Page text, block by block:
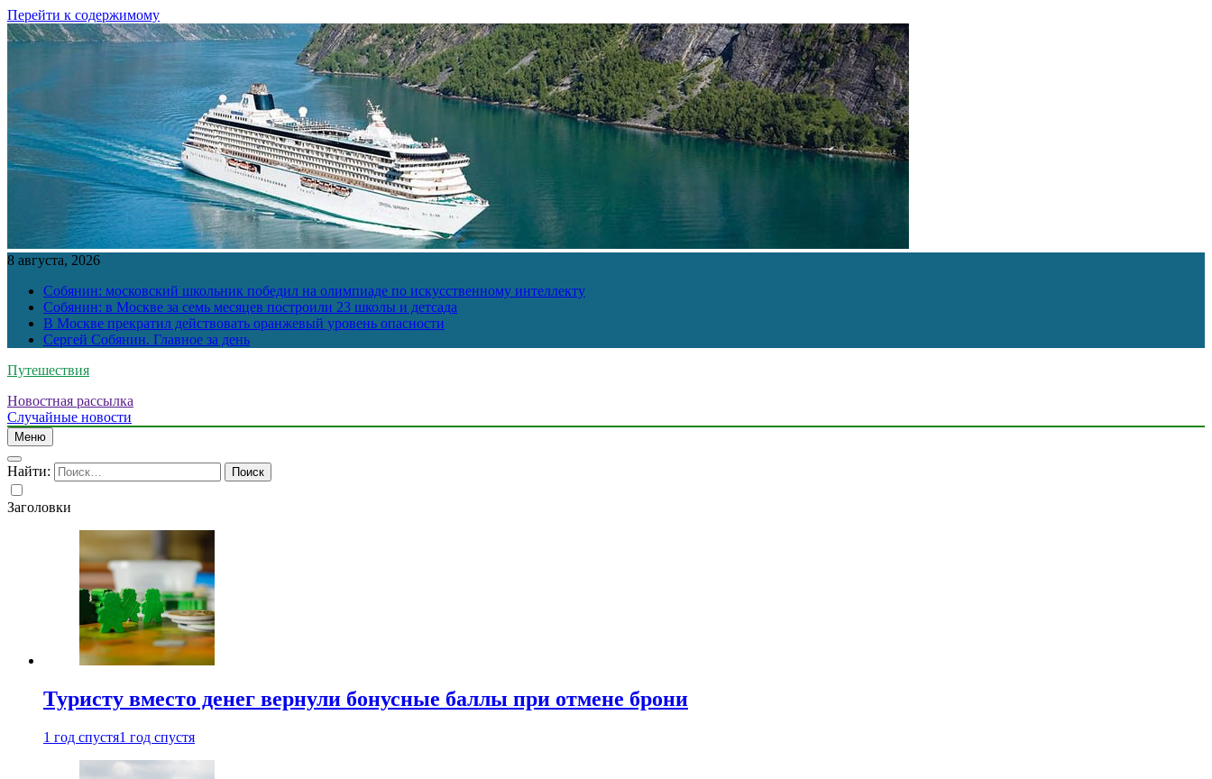
Перейти к содержимому
8 августа, 2026
Собянин: московский школьник победил на олимпиаде по искусственному интеллекту
Собянин: в Москве за семь месяцев построили 23 школы и детсада
В Москве прекратил действовать оранжевый уровень опасности
Сергей Собянин. Главное за день
Путешествия
Новостная рассылка
Случайные новости
Меню
Найти:
Заголовки
Туристу вместо денег вернули бонусные баллы при отмене брони
1 год спустя1 год спустя